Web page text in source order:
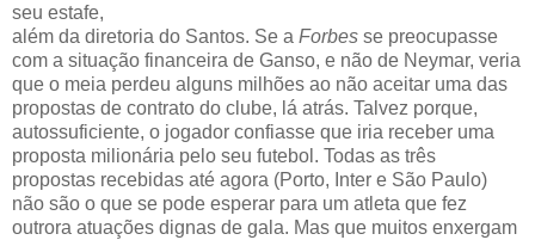
seu estafe,
além da diretoria do Santos. Se a Forbes se preocupasse
com a situação financeira de Ganso, e não de Neymar, veria
que o meia perdeu alguns milhões ao não aceitar uma das
propostas de contrato do clube, lá atrás. Talvez porque,
autossuficiente, o jogador confiasse que iria receber uma
proposta milionária pelo seu futebol. Todas as três
propostas recebidas até agora (Porto, Inter e São Paulo)
não são o que se pode esperar para um atleta que fez
outrora atuações dignas de gala. Mas que muitos enxergam